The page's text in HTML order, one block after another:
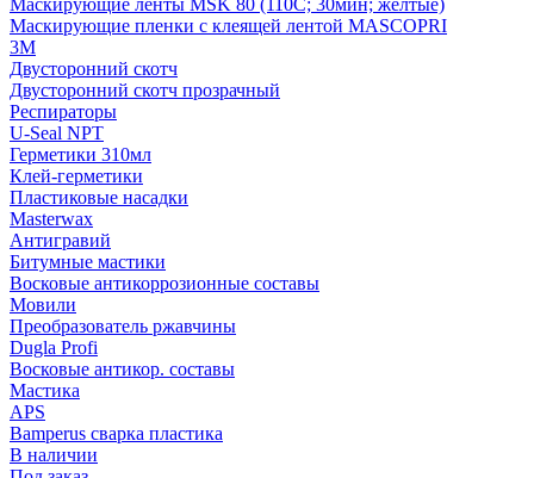
Маскирующие ленты MSK 80 (110С; 30мин; желтые)
Маскирующие пленки с клеящей лентой MASCOPRI
3M
Двусторонний скотч
Двусторонний скотч прозрачный
Респираторы
U-Seal NPT
Герметики 310мл
Клей-герметики
Пластиковые насадки
Masterwax
Антигравий
Битумные мастики
Восковые антикоррозионные составы
Мовили
Преобразователь ржавчины
Dugla Profi
Восковые антикор. составы
Мастика
APS
Bamperus сварка пластика
В наличии